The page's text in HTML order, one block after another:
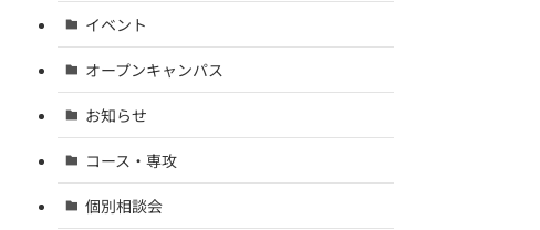
イベント
オープンキャンパス
お知らせ
コース・専攻
個別相談会